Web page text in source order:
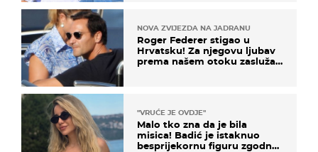
NOVA ZVIJEZDA NA JADRANU
Roger Federer stigao u
Hrvatsku! Za njegovu ljubav
prema našem otoku zaslužan
"VRUĆE JE OVDJE"
Malo tko zna da je bila
misica! Badić je istaknuo
besprijekornu figuru zgodne